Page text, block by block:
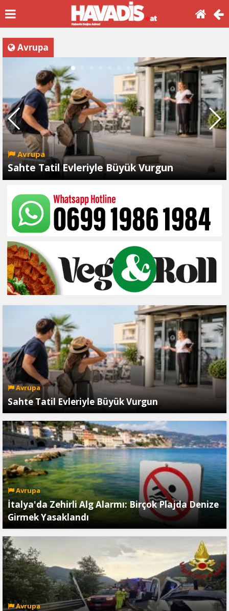
Avrupa
Avrupa
Sahte Tatil Evleriyle Büyük Vurgun
Avrupa
Sahte Tatil Evleriyle Büyük Vurgun
Avrupa
İtalya'da Zehirli Alg Alarmı: Birçok Plajda Denize
Girmek Yasaklandı
Avrupa